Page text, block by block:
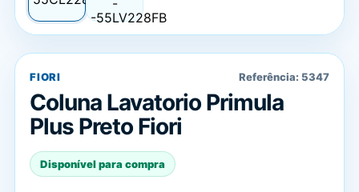
FIORI Referência: 5347
Coluna Lavatorio Primula
Plus Preto Fiori
Disponível para compra